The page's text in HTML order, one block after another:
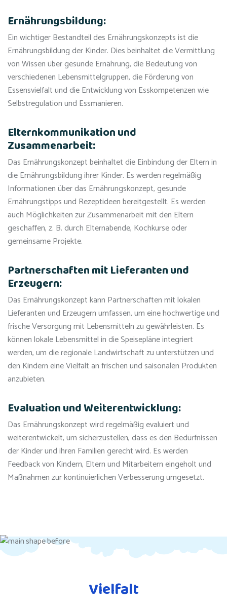
Ernährungsbildung:
Ein wichtiger Bestandteil des Ernährungskonzepts ist die
Ernährungsbildung der Kinder. Dies beinhaltet die Vermittlung
von Wissen über gesunde Ernährung, die Bedeutung von
verschiedenen Lebensmittelgruppen, die Förderung von
Essensvielfalt und die Entwicklung von Esskompetenzen wie
Selbstregulation und Essmanieren.
Elternkommunikation und
Zusammenarbeit:
Das Ernährungskonzept beinhaltet die Einbindung der Eltern in
die Ernährungsbildung ihrer Kinder. Es werden regelmäßig
Informationen über das Ernährungskonzept, gesunde
Ernährungstipps und Rezeptideen bereitgestellt. Es werden
auch Möglichkeiten zur Zusammenarbeit mit den Eltern
geschaffen, z. B. durch Elternabende, Kochkurse oder
gemeinsame Projekte.
Partnerschaften mit Lieferanten und
Erzeugern:
Das Ernährungskonzept kann Partnerschaften mit lokalen
Lieferanten und Erzeugern umfassen, um eine hochwertige und
frische Versorgung mit Lebensmitteln zu gewährleisten. Es
können lokale Lebensmittel in die Speisepläne integriert
werden, um die regionale Landwirtschaft zu unterstützen und
den Kindern eine Vielfalt an frischen und saisonalen Produkten
anzubieten.
Evaluation und Weiterentwicklung:
Das Ernährungskonzept wird regelmäßig evaluiert und
weiterentwickelt, um sicherzustellen, dass es den Bedürfnissen
der Kinder und ihren Familien gerecht wird. Es werden
Feedback von Kindern, Eltern und Mitarbeitern eingeholt und
Maßnahmen zur kontinuierlichen Verbesserung umgesetzt.
Vielfalt